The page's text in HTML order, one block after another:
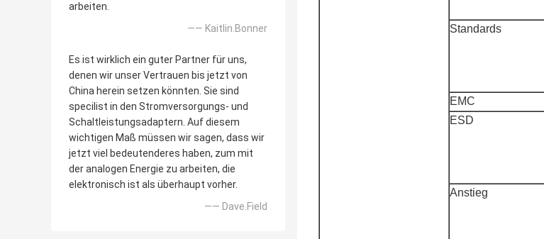
arbeiten.
—— Kaitlin.Bonner
Es ist wirklich ein guter Partner für uns,
denen wir unser Vertrauen bis jetzt von
China herein setzen könnten. Sie sind
specilist in den Stromversorgungs- und
Schaltleistungsadaptern. Auf diesem
wichtigen Maß müssen wir sagen, dass wir
jetzt viel bedeutenderes haben, zum mit
der analogen Energie zu arbeiten, die
elektronisch ist als überhaupt vorher.
—— Dave.Field
Standards
EMC
ESD
Anstieg